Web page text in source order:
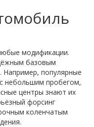
модификации.
базовым
Например, популярные
небольшим пробегом,
центры знают их
форсинг
коленчатым